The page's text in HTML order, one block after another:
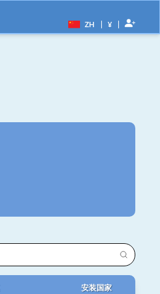
ZH | ¥ |
安装国家